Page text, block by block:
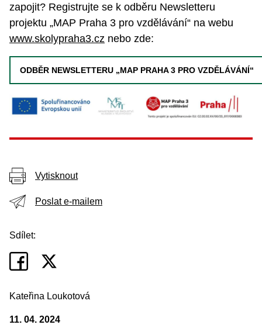
zapojit? Registrujte se k odběru Newsletteru
projektu „MAP Praha 3 pro vzdělávání“ na webu
www.skolypraha3.cz nebo zde:
ODBĚR NEWSLETTERU „MAP PRAHA 3 PRO VZDĚLÁVÁNÍ“
Vytisknout
Poslat e-mailem
Sdílet:
Kateřina Loukotová
11. 04. 2024